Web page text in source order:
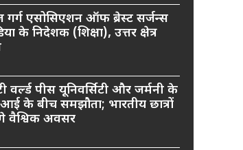
गर्ग एसोसिएशन ऑफ ब्रेस्ट सर्जन्स
के निदेशक (शिक्षा), उत्तर क्षेत्र
पीस यूनिवर्सिटी और जर्मनी के
के बीच समझौता; भारतीय छात्रों
वैश्विक अवसर